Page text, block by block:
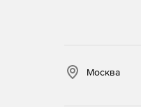
Москва